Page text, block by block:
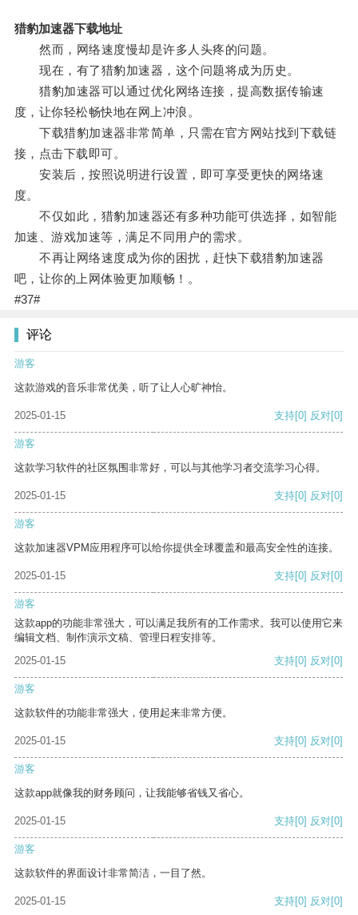
猎豹加速器下载地址
然而，网络速度慢却是许多人头疼的问题。
现在，有了猎豹加速器，这个问题将成为历史。
猎豹加速器可以通过优化网络连接，提高数据传输速
度，让你轻松畅快地在网上冲浪。
下载猎豹加速器非常简单，只需在官方网站找到下载链
接，点击下载即可。
安装后，按照说明进行设置，即可享受更快的网络速
度。
不仅如此，猎豹加速器还有多种功能可供选择，如智能
加速、游戏加速等，满足不同用户的需求。
不再让网络速度成为你的困扰，赶快下载猎豹加速器
吧，让你的上网体验更加顺畅！。
#37#
评论
游客
这款游戏的音乐非常优美，听了让人心旷神怡。
2025-01-15 支持[0] 反对[0]
游客
这款学习软件的社区氛围非常好，可以与其他学习者交流学习心得。
2025-01-15 支持[0] 反对[0]
游客
这款加速器VPM应用程序可以给你提供全球覆盖和最高安全性的连接。
2025-01-15 支持[0] 反对[0]
游客
这款app的功能非常强大，可以满足我所有的工作需求。我可以使用它来
编辑文档、制作演示文稿、管理日程安排等。
2025-01-15
支持[0] 反对[0]
游客
这款软件的功能非常强大，使用起来非常方便。
2025-01-15 支持[0] 反对[0]
游客
这款app就像我的财务顾问，让我能够省钱又省心。
2025-01-15 支持[0] 反对[0]
游客
这款软件的界面设计非常简洁，一目了然。
2025-01-15 支持[0] 反对[0]